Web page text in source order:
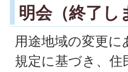
明会（終了し
用途地域の変更
規定に基づき、